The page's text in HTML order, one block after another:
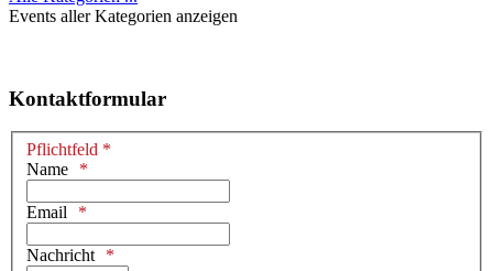
Events aller Kategorien anzeigen
Kontaktformular
Pflichtfeld *
Name
Email
Nachricht